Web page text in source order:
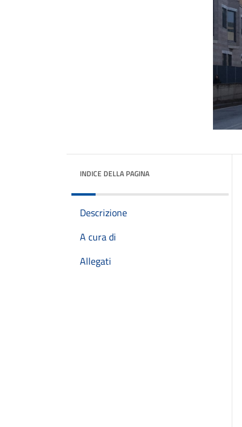
INDICE DELLA PAGINA
Descrizione
A cura di
Allegati